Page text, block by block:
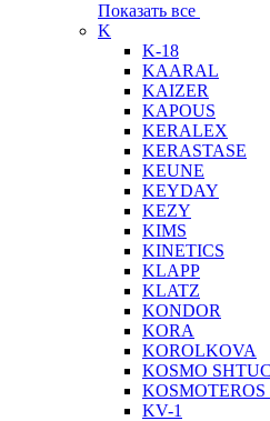
Показать все
K
K-18
KAARAL
KAIZER
KAPOUS
KERALEX
KERASTASE
KEUNE
KEYDAY
KEZY
KIMS
KINETICS
KLAPP
KLATZ
KONDOR
KORA
KOROLKOVA
KOSMO
KOSMOTEROS
KV-1